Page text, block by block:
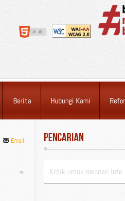
Berita Hubungi Kami
Email Pencarian